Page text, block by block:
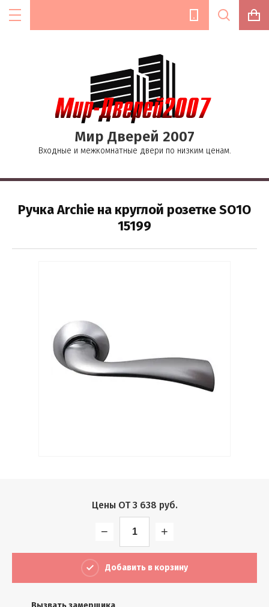
Мир Дверей 2007
Входные и межкомнатные двери по низким ценам.
Ручка Archie на круглой розетке SO1O
15199
Цены ОТ 3 638 руб.
− +
Добавить в корзину
Цена (руб.):
Название:
Текст:
Выберите...
Результатов на странице: